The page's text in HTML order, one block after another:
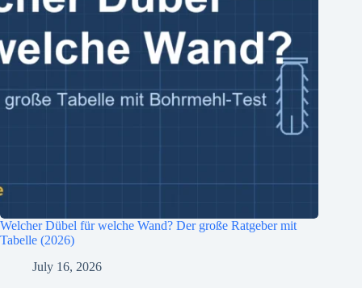
Welcher Dübel für welche Wand? Der große Ratgeber mit
Tabelle (2026)
July 16, 2026